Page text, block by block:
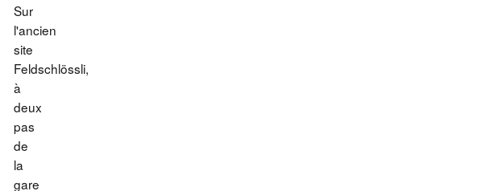
Sur
l'ancien
site
Feldschlössli,
à
deux
pas
de
la
gare